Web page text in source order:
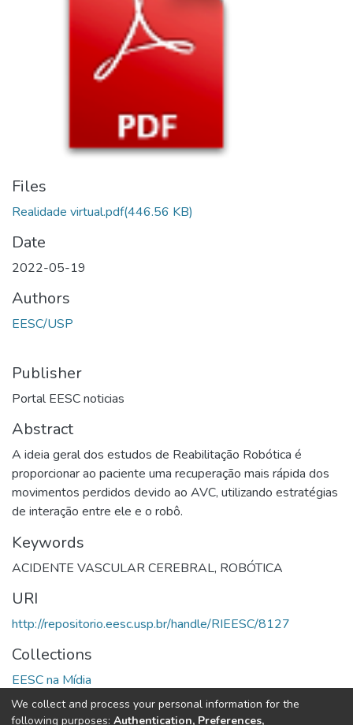
Files
Realidade virtual.pdf(446.56 KB)
Date
2022-05-19
Authors
EESC/USP
Publisher
Portal EESC noticias
Abstract
A ideia geral dos estudos de Reabilitação Robótica é
proporcionar ao paciente uma recuperação mais rápida dos
movimentos perdidos devido ao AVC, utilizando estratégias
de interação entre ele e o robô.
Keywords
ACIDENTE VASCULAR CEREBRAL, ROBÓTICA
URI
http://repositorio.eesc.usp.br/handle/RIEESC/8127
Collections
EESC na Mídia
Full item page
We collect and process your personal information for the
following purposes: Authentication, Preferences,